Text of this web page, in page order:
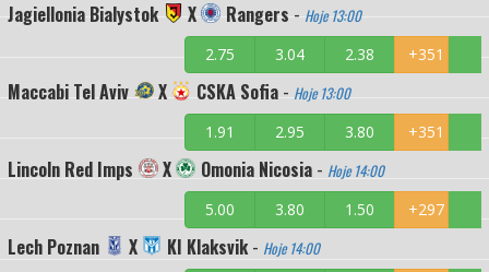
Jagiellonia Bialystok X Rangers - Hoje 13:00
2.75 3.04 2.38 +351
Maccabi Tel Aviv X CSKA Sofia - Hoje 13:00
1.91 2.95 3.80 +351
Lincoln Red Imps X Omonia Nicosia - Hoje 14:00
5.00 3.80 1.50 +297
Lech Poznan X KI Klaksvik- Hoje 14:00